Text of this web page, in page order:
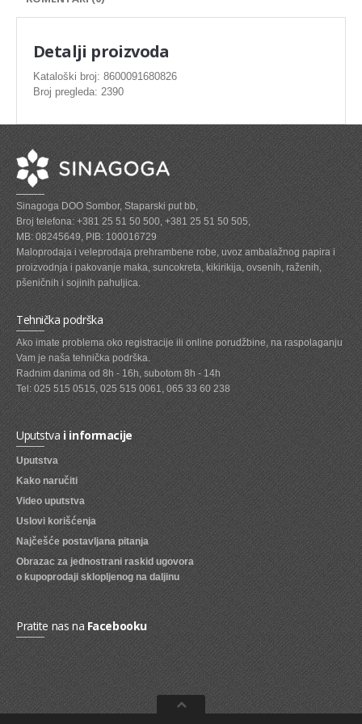
ZAMRZNUTO MESO SVINJSKO
ZAMRZNUTA RIBA
ZAMRZNUTO MESO PILETINA
PASTETE I MESNI NARESCI
TUNJEVINE I KONZERVE
GOTOVA JELA
SIROVINA ZA GASTRO
GASTRO
KISELISI
KECAP, SENF, REN, PARADAJZ,SOS
KOMPOTI
SVEZE VOCE
SVEZE POVRCE
DZEMOVI, MARMALADE I MED
BOMBONI
ZVAKE
LIZALICE
COKOLADE
KREMOVI
BOMBONJERE I PRALINE
MALE COKOLADE I BAROVI
KEKSOVI
KEKS STRUDLE
Detalji proizvoda
Kataloški broj: 8600091680826
Broj pregleda: 2390
Sinagoga DOO Sombor, Staparski put bb,
Broj telefona: +381 25 51 50 500, +381 25 51 50 505,
MB: 08245649, PIB: 100016729
Maloprodaja i veleprodaja prehrambene robe, uvoz ambalažnog papira i
proizvodnja i pakovanje maka, suncokreta, kikirikija, ovsenih, raženih,
pšeničnih i sojinih pahuljica.
Tehnička podrška
Ako imate problema oko registracije ili online porudžbine, na raspolaganju
Vam je naša tehnička podrška.
Radnim danima od 8h - 16h, subotom 8h - 14h
Tel: 025 515 0515, 025 515 0061, 065 33 60 238
Uputstvai informacije
Uputstva
Kako naručiti
Video uputstva
Uslovi korišćenja
Najčešće postavljana pitanja
Obrazac za jednostrani raskid ugovora
o kupoprodaji sklopljenog na daljinu
Pratite nas na Facebooku